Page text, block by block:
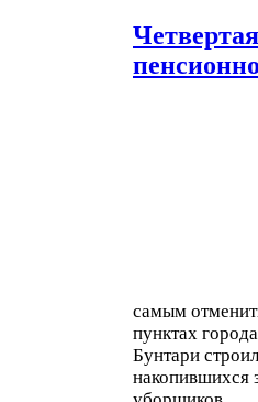
самым
пунктах
Бунтари
накопившихся